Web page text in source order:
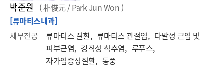
박준원 ( 朴俊元 / Park Jun Won )
[류마티스내과]
세부전공
류마티스 질환, 류마티스 관절염, 다발성 근염 및
피부근염, 강직성 척추염, 루푸스,
자가염증성질환, 통풍